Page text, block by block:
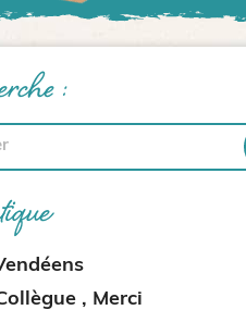
:
, Merci